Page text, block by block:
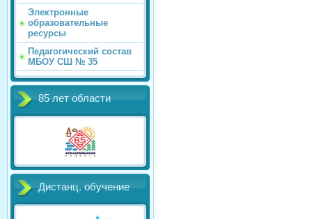
Электронные
образовательные
ресурсы
Педагогический состав
МБОУ СШ № 35
85 лет области
Дистанц. обучение